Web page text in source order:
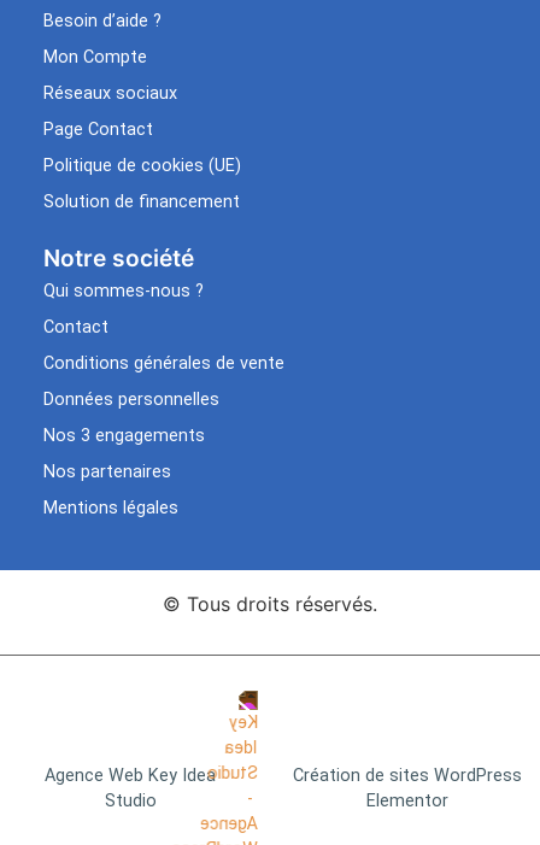
Besoin d’aide ?
Mon Compte
Réseaux sociaux
Page Contact
Politique de cookies (UE)
Solution de financement
Notre société
Qui sommes-nous ?
Contact
Conditions générales de vente
Données personnelles
Nos 3 engagements
Nos partenaires
Mentions légales
© Tous droits réservés.
Agence Web Key Idea
Studio
Création de sites WordPress
Elementor